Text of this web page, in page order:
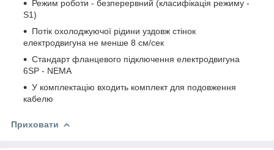
Режим роботи - безперервний (класифікація режиму -
S1)
Потік охолоджуючої рідини уздовж стінок
електродвигуна не менше 8 см/сек
Стандарт фланцевого підключення електродвигуна
6SР - NEMA
У комплектацію входить комплект для подовження
кабелю
Приховати